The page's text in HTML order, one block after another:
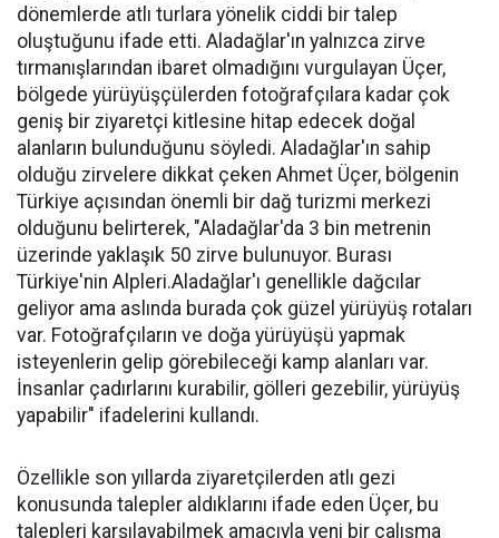
dönemlerde atlı turlara yönelik ciddi bir talep
oluştuğunu ifade etti. Aladağlar'ın yalnızca zirve
tırmanışlarından ibaret olmadığını vurgulayan Üçer,
bölgede yürüyüşçülerden fotoğrafçılara kadar çok
geniş bir ziyaretçi kitlesine hitap edecek doğal
alanların bulunduğunu söyledi. Aladağlar'ın sahip
olduğu zirvelere dikkat çeken Ahmet Üçer, bölgenin
Türkiye açısından önemli bir dağ turizmi merkezi
olduğunu belirterek, "Aladağlar'da 3 bin metrenin
üzerinde yaklaşık 50 zirve bulunuyor. Burası
Türkiye'nin Alpleri.Aladağlar'ı genellikle dağcılar
geliyor ama aslında burada çok güzel yürüyüş rotaları
var. Fotoğrafçıların ve doğa yürüyüşü yapmak
isteyenlerin gelip görebileceği kamp alanları var.
İnsanlar çadırlarını kurabilir, gölleri gezebilir, yürüyüş
yapabilir" ifadelerini kullandı.
Özellikle son yıllarda ziyaretçilerden atlı gezi
konusunda talepler aldıklarını ifade eden Üçer, bu
talepleri karşılayabilmek amacıyla yeni bir çalışma